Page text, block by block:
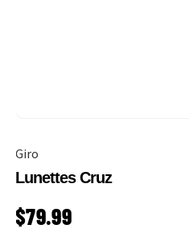
Giro
Lunettes Cruz
PRIX HABITUEL
$79.99